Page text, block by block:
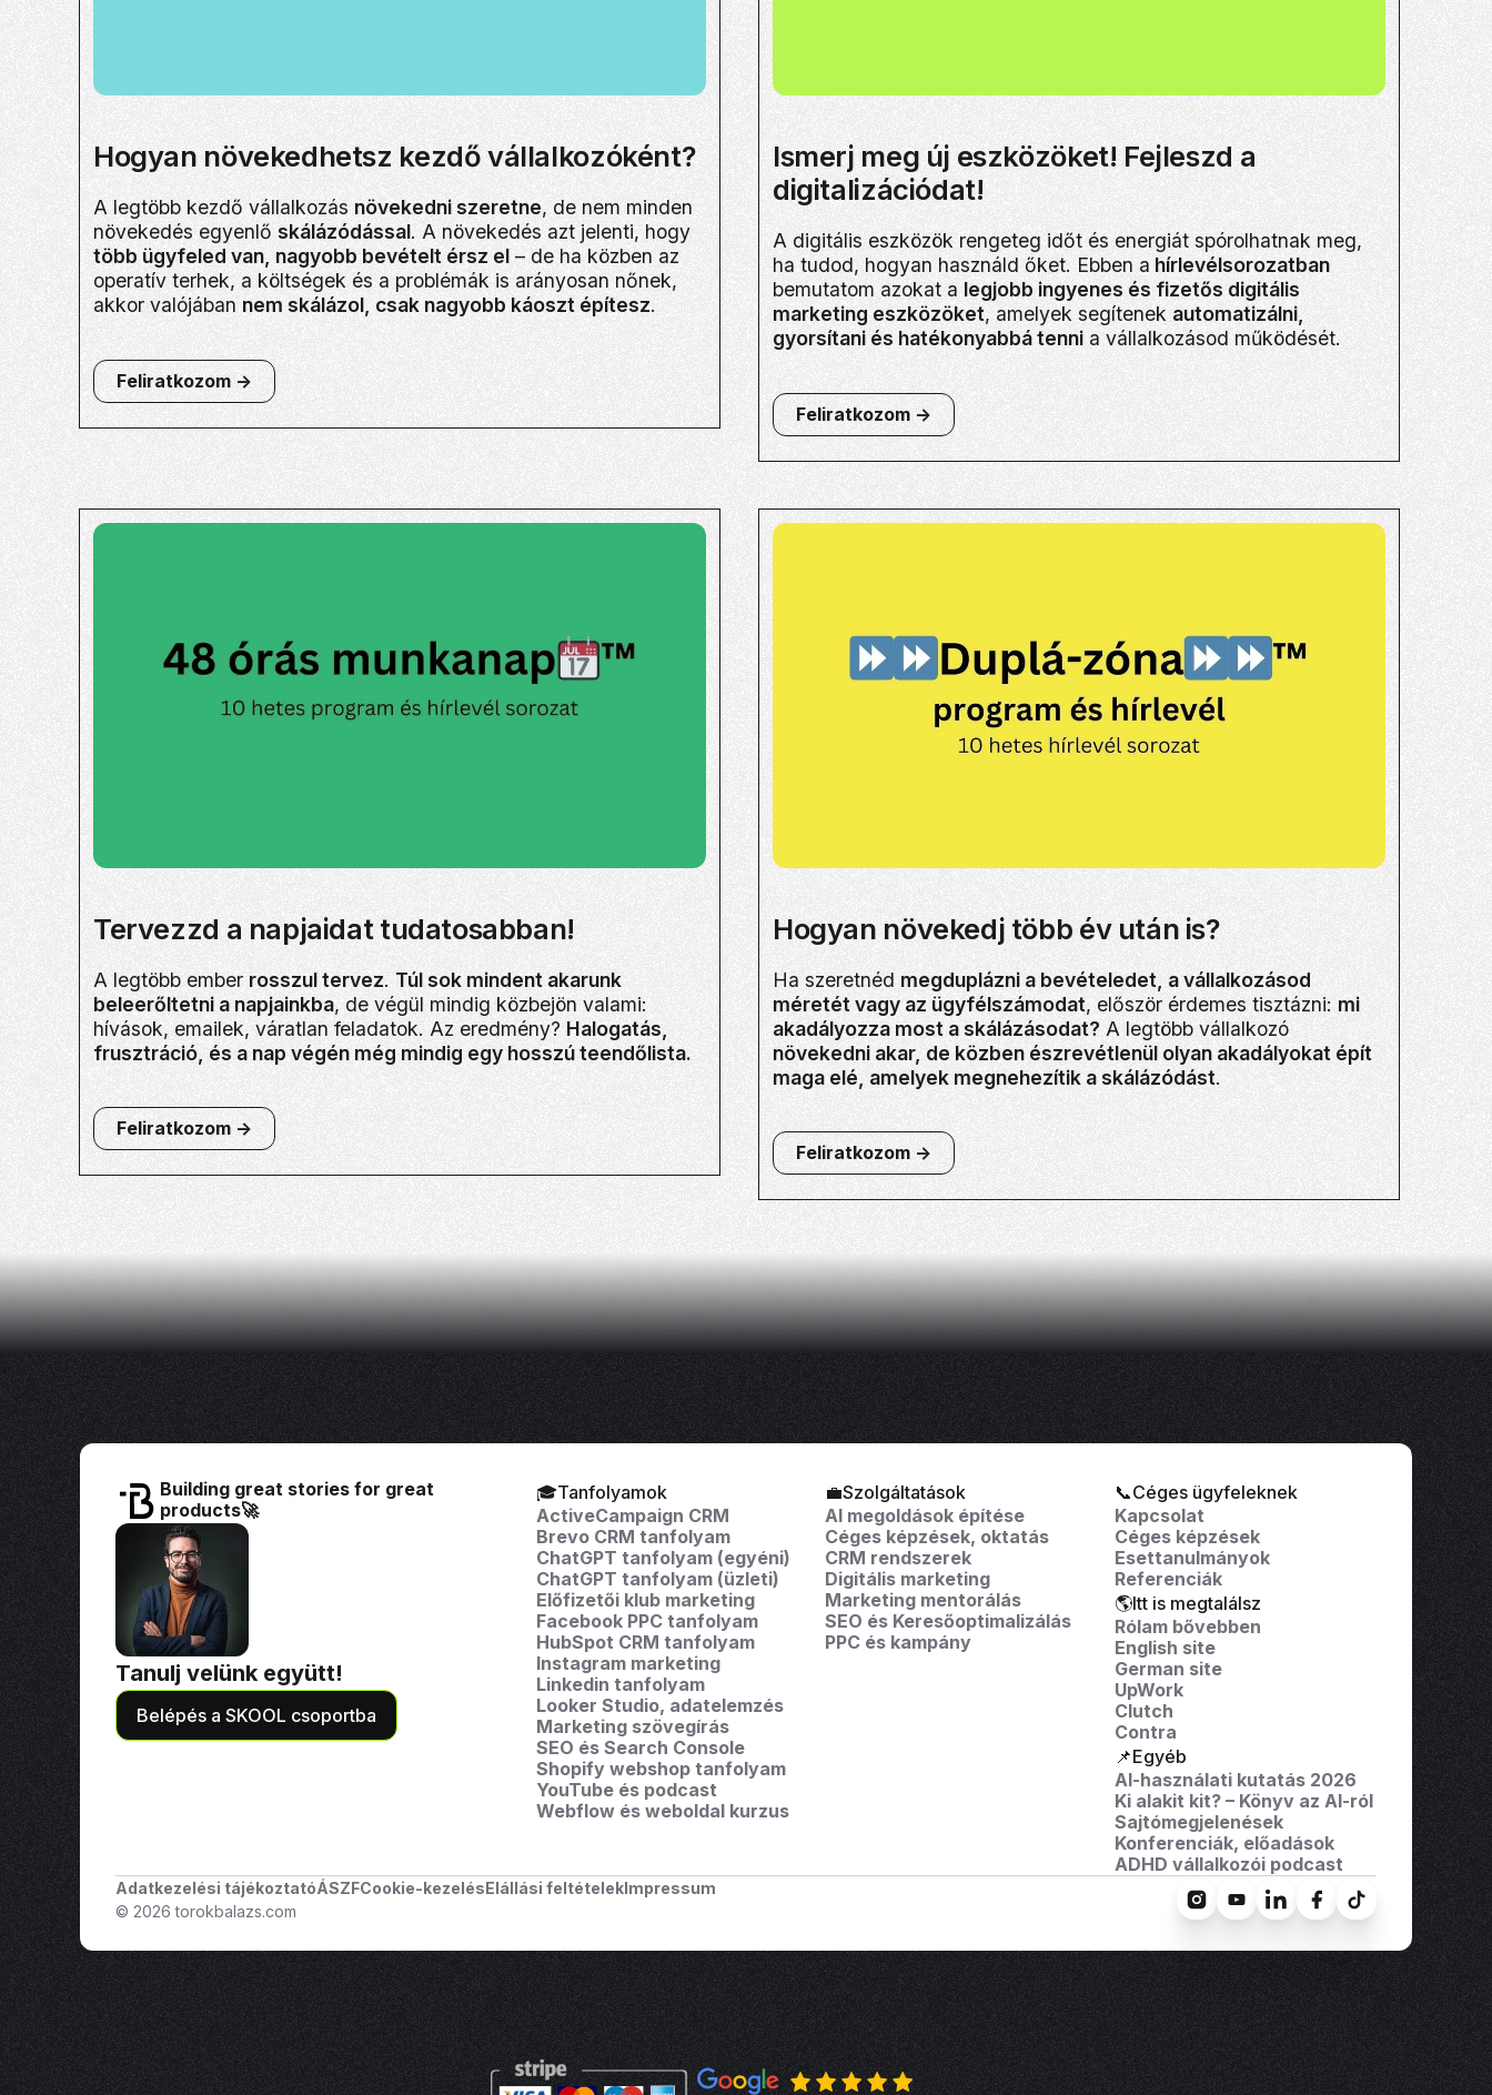
Hogyan növekedhetsz kezdő vállalkozóként?
A legtöbb kezdő vállalkozás növekedni szeretne, de nem minden
növekedés egyenlő skálázódással. A növekedés azt jelenti, hogy
több ügyfeled van, nagyobb bevételt érsz el – de ha közben az
operatív terhek, a költségek és a problémák is arányosan nőnek,
akkor valójában nem skálázol, csak nagyobb káoszt építesz.
Feliratkozom ->
Ismerj meg új eszközöket! Fejleszd a
digitalizációdat!
A digitális eszközök rengeteg időt és energiát spórolhatnak meg,
ha tudod, hogyan használd őket. Ebben a hírlevélsorozatban
bemutatom azokat a legjobb ingyenes és fizetős digitális
marketing eszközöket, amelyek segítenek automatizálni,
gyorsítani és hatékonyabbá tenni a vállalkozásod működését.
Feliratkozom ->
Tervezzd a napjaidat tudatosabban!
A legtöbb ember rosszul tervez. Túl sok mindent akarunk
beleerőltetni a napjainkba, de végül mindig közbejön valami:
hívások, emailek, váratlan feladatok. Az eredmény? Halogatás,
frusztráció, és a nap végén még mindig egy hosszú teendőlista.
Feliratkozom ->
Hogyan növekedj több év után is?
Ha szeretnéd megduplázni a bevételedet, a vállalkozásod
méretét vagy az ügyfélszámodat, először érdemes tisztázni: mi
akadályozza most a skálázásodat? A legtöbb vállalkozó
növekedni akar, de közben észrevétlenül olyan akadályokat épít
maga elé, amelyek megnehezítik a skálázódást.
Feliratkozom ->
Building great stories for great
products🚀
Tanulj velünk együtt!
Belépés a SKOOL csoportba
🎓Tanfolyamok
ActiveCampaign CRM
Brevo CRM tanfolyam
ChatGPT tanfolyam (egyéni)
ChatGPT tanfolyam (üzleti)
Előfizetői klub marketing
Facebook PPC tanfolyam
HubSpot CRM tanfolyam
Instagram marketing
Linkedin tanfolyam
Looker Studio, adatelemzés
Marketing szövegírás
SEO és Search Console
Shopify webshop tanfolyam
YouTube és podcast
Webflow és weboldal kurzus
💼Szolgáltatások
AI megoldások építése
Céges képzések, oktatás
CRM rendszerek
Digitális marketing
Marketing mentorálás
SEO és Keresőoptimalizálás
PPC és kampány
📞Céges ügyfeleknek
Kapcsolat
Céges képzések
Esettanulmányok
Referenciák
🌎Itt is megtalálsz
Rólam bővebben
English site
German site
UpWork
Clutch
Contra
📌Egyéb
AI-használati kutatás 2026
Ki alakit kit? – Könyv az AI-ról
Sajtómegjelenések
Konferenciák, előadások
ADHD vállalkozói podcast
Adatkezelési tájékoztatóÁSZFCookie-kezelésElállási feltételekImpressum
© 2026 torokbalazs.com